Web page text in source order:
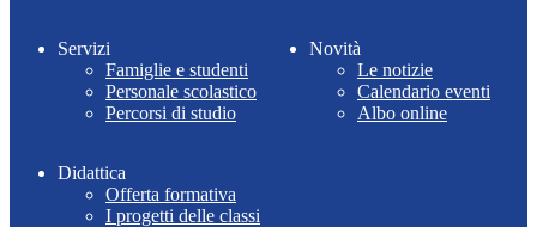
Servizi
Famiglie e studenti
Personale scolastico
Percorsi di studio
Novità
Le notizie
Calendario eventi
Albo online
Didattica
Offerta formativa
I progetti delle classi